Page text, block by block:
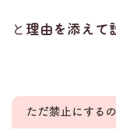
と 理由を添えて